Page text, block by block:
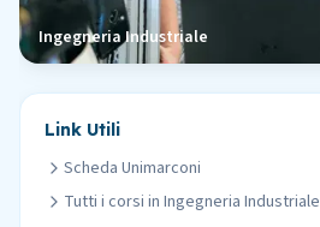
Ingegneria Industriale
Link Utili
Scheda Unimarconi
Tutti i corsi in Ingegneria Industriale